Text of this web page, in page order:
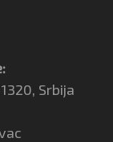
Srbija